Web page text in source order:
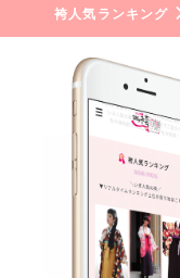
袴人気ランキング